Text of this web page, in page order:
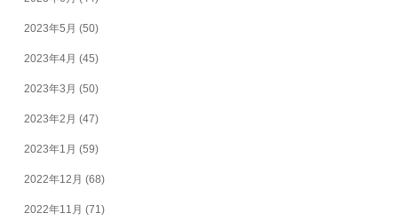
2023年5月 (50)
2023年4月 (45)
2023年3月 (50)
2023年2月 (47)
2023年1月 (59)
2022年12月 (68)
2022年11月 (71)